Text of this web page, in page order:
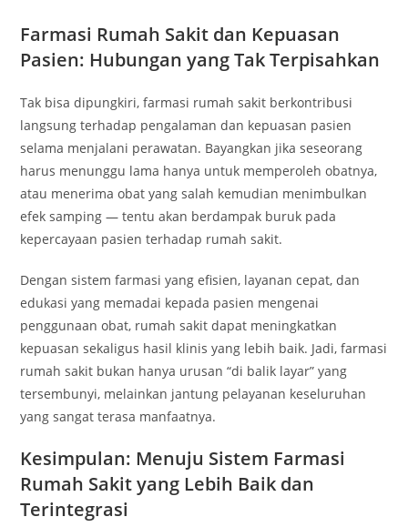
Farmasi Rumah Sakit dan Kepuasan
Pasien: Hubungan yang Tak Terpisahkan
Tak bisa dipungkiri, farmasi rumah sakit berkontribusi
langsung terhadap pengalaman dan kepuasan pasien
selama menjalani perawatan. Bayangkan jika seseorang
harus menunggu lama hanya untuk memperoleh obatnya,
atau menerima obat yang salah kemudian menimbulkan
efek samping — tentu akan berdampak buruk pada
kepercayaan pasien terhadap rumah sakit.
Dengan sistem farmasi yang efisien, layanan cepat, dan
edukasi yang memadai kepada pasien mengenai
penggunaan obat, rumah sakit dapat meningkatkan
kepuasan sekaligus hasil klinis yang lebih baik. Jadi, farmasi
rumah sakit bukan hanya urusan “di balik layar” yang
tersembunyi, melainkan jantung pelayanan keseluruhan
yang sangat terasa manfaatnya.
Kesimpulan: Menuju Sistem Farmasi
Rumah Sakit yang Lebih Baik dan
Terintegrasi